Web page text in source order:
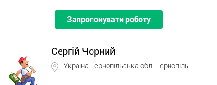
Запропонувати роботу
Сергій Чорний
Україна Тернопільська обл. Тернопіль